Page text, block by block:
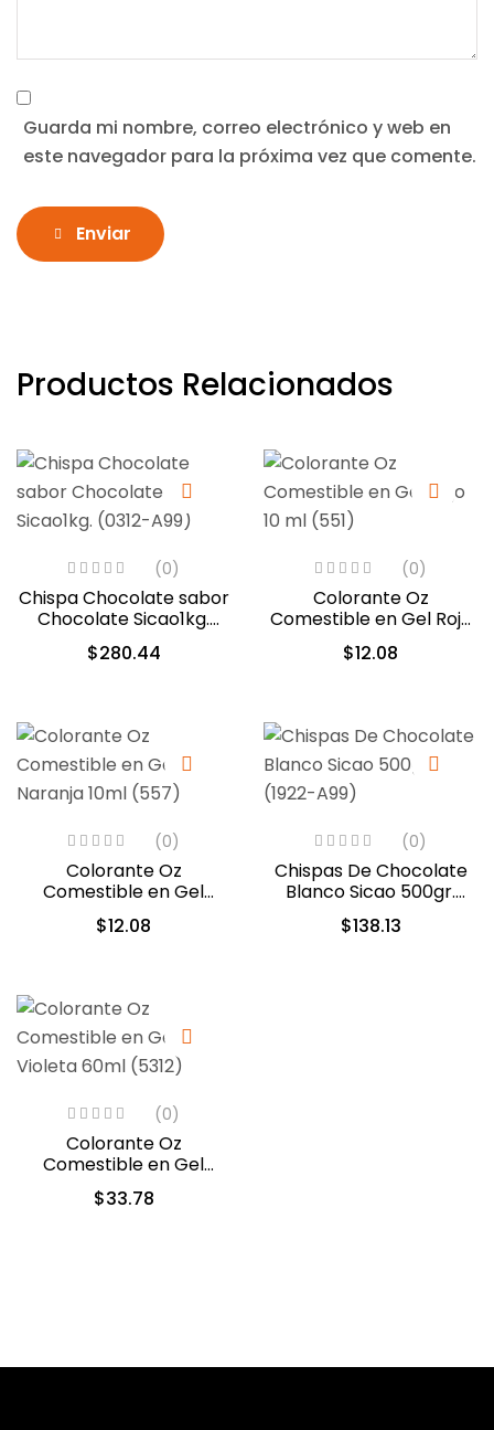
Guarda mi nombre, correo electrónico y web en
este navegador para la próxima vez que comente.
Enviar
Productos Relacionados
(0)
Chispa Chocolate sabor
Chocolate Sicao1kg.
(0312-A99)
$280.44
(0)
Colorante Oz
Comestible en Gel Rojo
10 ml (551)
$12.08
(0)
Colorante Oz
Comestible en Gel
Naranja 10ml (557)
$12.08
(0)
Chispas De Chocolate
Blanco Sicao 500gr.
(1922-A99)
$138.13
(0)
Colorante Oz
Comestible en Gel
Violeta 60ml (5312)
$33.78